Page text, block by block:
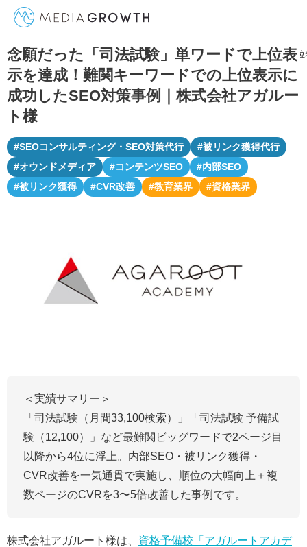
TOP SEO対策実績・成功事例 念願だった「司法試験」単ワードで上
念願だった「司法試験」単ワードで上位表
示を達成！難関キーワードでの上位表示に
成功したSEO対策事例｜株式会社アガルー
ト様
#SEOコンサルティング・SEO対策代行
#被リンク獲得代行
#オウンドメディア
#コンテンツSEO
#内部SEO
#被リンク獲得
#CVR改善 #教育業界 #資格業界
＜実績サマリー＞
「司法試験（月間33,100検索）」「司法試験 予備試
験（12,100）」など最難関ビッグワードで2ページ目
以降から4位に浮上。内部SEO・被リンク獲得・
CVR改善を一気通貫で実施し、順位の大幅向上＋複
数ページのCVRを3〜5倍改善した事例です。
株式会社アガルート様は、 資格予備校「アガルートアカデ